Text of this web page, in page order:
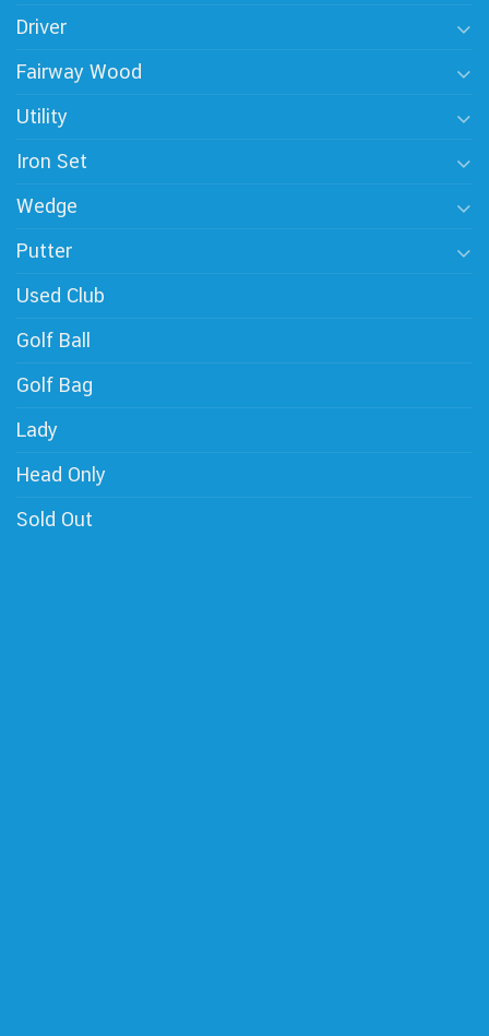
Driver
Fairway Wood
Utility
Iron Set
Wedge
Putter
Used Club
Golf Ball
Golf Bag
Lady
Head Only
Sold Out